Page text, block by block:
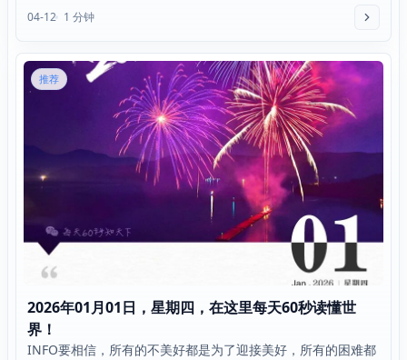
04-12 1 分钟
推荐
2026年01月01日，星期四，在这里每天60秒读懂世
界！
INFO要相信，所有的不美好都是为了迎接美好，所有的困难都